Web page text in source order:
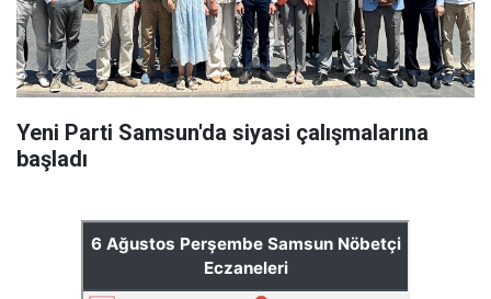
Yeni Parti Samsun'da siyasi çalışmalarına
başladı